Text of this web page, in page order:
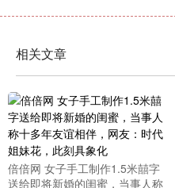
相关文章
倍倍网 女子手工制作1.5米囍字
送给即将新婚的闺蜜，当事人称